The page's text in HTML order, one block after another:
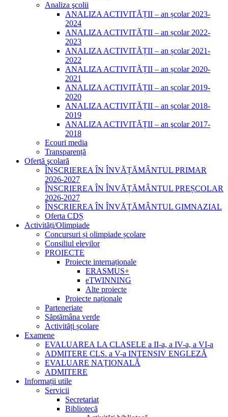
Analiza şcolii
ANALIZA ACTIVITĂȚII – an școlar 2023-
2024
ANALIZA ACTIVITĂȚII – an școlar 2022-
2023
ANALIZA ACTIVITĂȚII – an școlar 2021-
2022
ANALIZA ACTIVITĂȚII – an școlar 2020-
2021
ANALIZA ACTIVITĂȚII – an școlar 2019-
2020
ANALIZA ACTIVITĂȚII – an școlar 2018-
2019
ANALIZA ACTIVITĂŢII – an şcolar 2017-
2018
Ecouri media
Transparență
Ofertă şcolară
ÎNSCRIEREA ÎN ÎNVĂȚĂMÂNTUL PRIMAR
2026-2027
ÎNSCRIEREA ÎN ÎNVĂȚĂMÂNTUL PREȘCOLAR
2026-2027
ÎNSCRIEREA ÎN ÎNVĂȚĂMÂNTUL GIMNAZIAL
Oferta CDȘ
Activități/Olimpiade
Concursuri și olimpiade școlare
Consiliul elevilor
PROIECTE
Proiecte internaționale
ERASMUS+
eTWINNING
Alte proiecte
Proiecte naționale
Parteneriate
Săptămâna verde
Activități școlare
Examene
EVALUAREA LA CLASELE a II-a, a IV-a, a VI-a
ADMITERE CLS. a V-a INTENSIV ENGLEZĂ
EVALUARE NAȚIONALĂ
ADMITERE
Informații utile
Servicii
Secretariat
Bibliotecă